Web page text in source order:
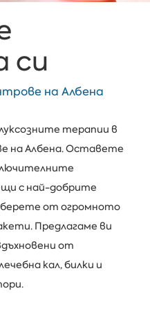
си
на Албена
терапии в
на Албена. Оставете
с най-добрите
от огромното
Предлагаме ви
от
кал, билки и